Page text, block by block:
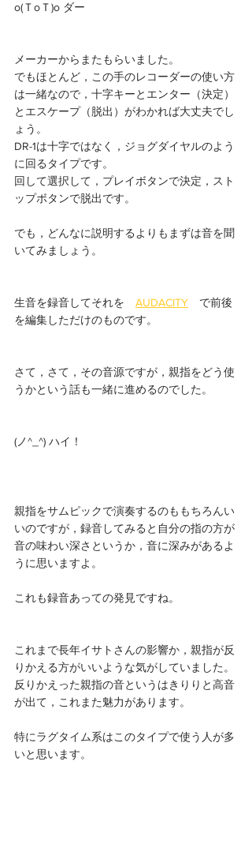
o(ＴoＴ)o ダー
メーカーからまたもらいました。
でもほとんど，この手のレコーダーの使い方
は一緒なので，十字キーとエンター（決定）
とエスケープ（脱出）がわかれば大丈夫でし
ょう。
DR-1は十字ではなく，ジョグダイヤルのよう
に回るタイプです。
回して選択して，プレイボタンで決定，スト
ップボタンで脱出です。
でも，どんなに説明するよりもまずは音を聞
いてみましょう。
生音を録音してそれを AUDACITY で前後
を編集しただけのものです。
さて，さて，その音源ですが，親指をどう使
うかという話も一緒に進めるのでした。
(ノ^_^) ハイ！
親指をサムピックで演奏するのももちろんい
いのですが，録音してみると自分の指の方が
音の味わい深さというか，音に深みがあるよ
うに思いますよ。
これも録音あっての発見ですね。
これまで長年イサトさんの影響か，親指が反
りかえる方がいいような気がしていました。
反りかえった親指の音というはきりりと高音
が出て，これまた魅力があります。
特にラグタイム系はこのタイプで使う人が多
いと思います。